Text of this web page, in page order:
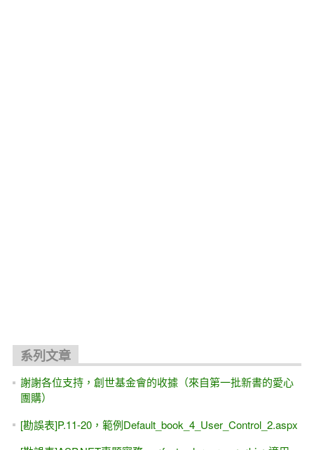
系列文章
謝謝各位支持，創世基金會的收據（來自第一批新書的愛心
團購）
[勘誤表]P.11-20，範例Default_book_4_User_Control_2.aspx